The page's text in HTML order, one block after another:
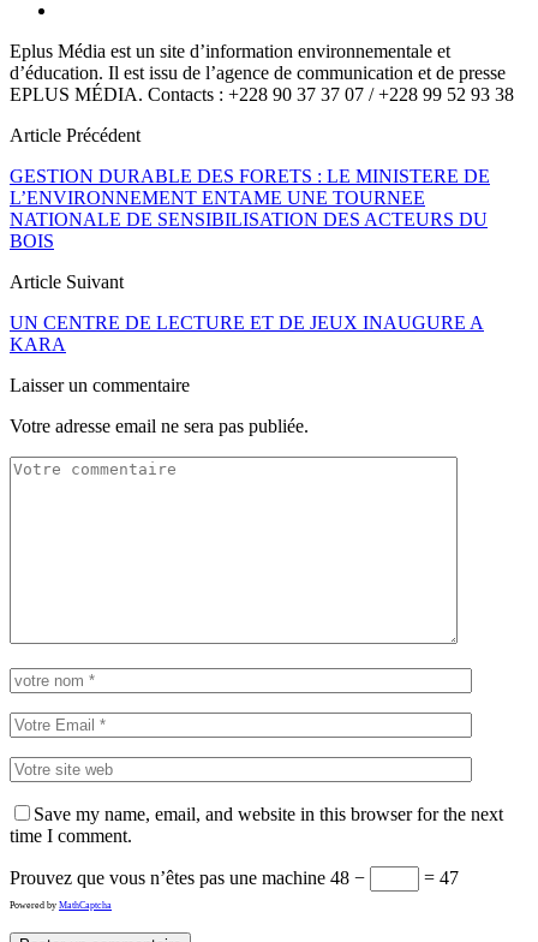
Eplus Média est un site d’information environnementale et
d’éducation. Il est issu de l’agence de communication et de presse
EPLUS MÉDIA. Contacts : +228 90 37 37 07 / +228 99 52 93 38
Article Précédent
GESTION DURABLE DES FORETS : LE MINISTERE DE
L’ENVIRONNEMENT ENTAME UNE TOURNEE
NATIONALE DE SENSIBILISATION DES ACTEURS DU
BOIS
Article Suivant
UN CENTRE DE LECTURE ET DE JEUX INAUGURE A
KARA
Laisser un commentaire
Votre adresse email ne sera pas publiée.
Save my name, email, and website in this browser for the next
time I comment.
Prouvez que vous n’êtes pas une machine 48 − = 47
Powered by MathCaptcha